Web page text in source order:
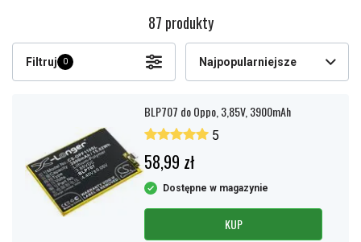
87 produkty
Filtruj 0 Najpopularniejsze
BLP707 do Oppo, 3,85V, 3900mAh
5
58,99 zł
Dostępne w magazynie
KUP